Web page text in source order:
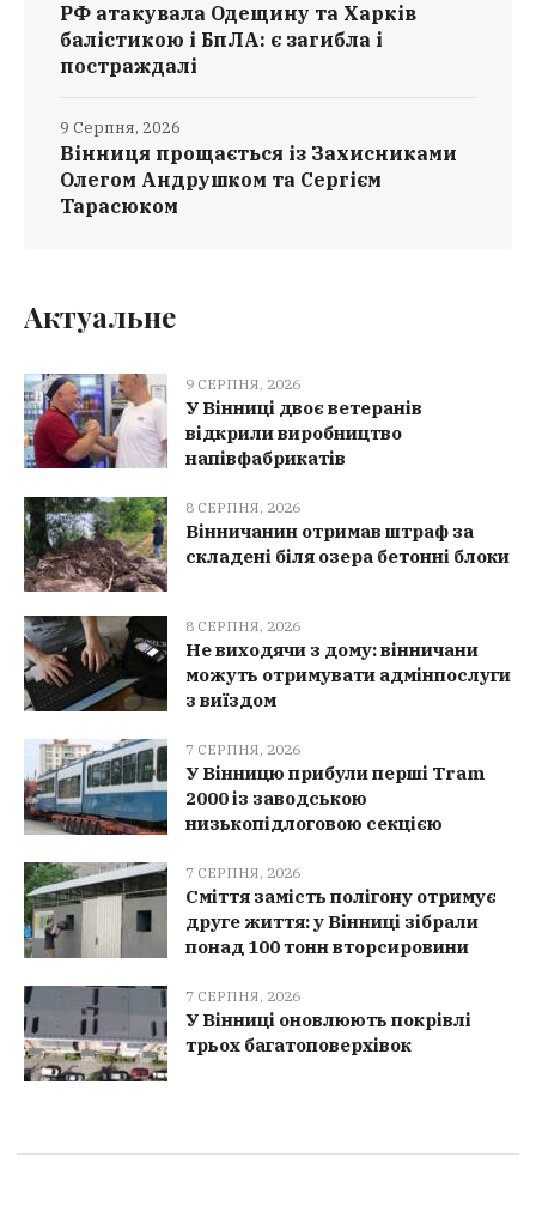
РФ атакувала Одещину та Харків
балістикою і БпЛА: є загибла і
постраждалі
Вінниця прощається із Захисниками
Олегом Андрушком та Сергієм
Тарасюком
9 Серпня, 2026
Актуальне
9 СЕРПНЯ, 2026
У Вінниці двоє ветеранів
відкрили виробництво
напівфабрикатів
8 СЕРПНЯ, 2026
Вінничанин отримав штраф за
складені біля озера бетонні блоки
8 СЕРПНЯ, 2026
Не виходячи з дому: вінничани
можуть отримувати адмінпослуги
з виїздом
7 СЕРПНЯ, 2026
У Вінницю прибули перші Tram
2000 із заводською
низькопідлоговою секцією
7 СЕРПНЯ, 2026
Сміття замість полігону отримує
друге життя: у Вінниці зібрали
понад 100 тонн вторсировини
7 СЕРПНЯ, 2026
У Вінниці оновлюють покрівлі
трьох багатоповерхівок